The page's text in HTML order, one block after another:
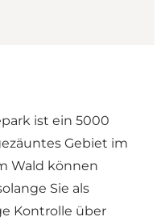
ist ein 5000
Gebiet im
Wald können
Sie als
Kontrolle über